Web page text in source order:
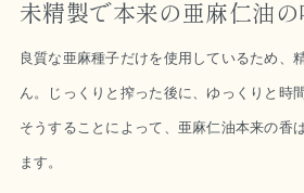
未精製で本来の亜麻仁油の
良質な亜麻種子だけを使用しているため、
ん。じっくりと搾った後に、ゆっくりと時
そうすることによって、亜麻仁油本来の香
ます。